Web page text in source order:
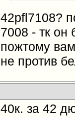
42pfl7108?
7008 - тк
пожтому
не против
40к. за 42